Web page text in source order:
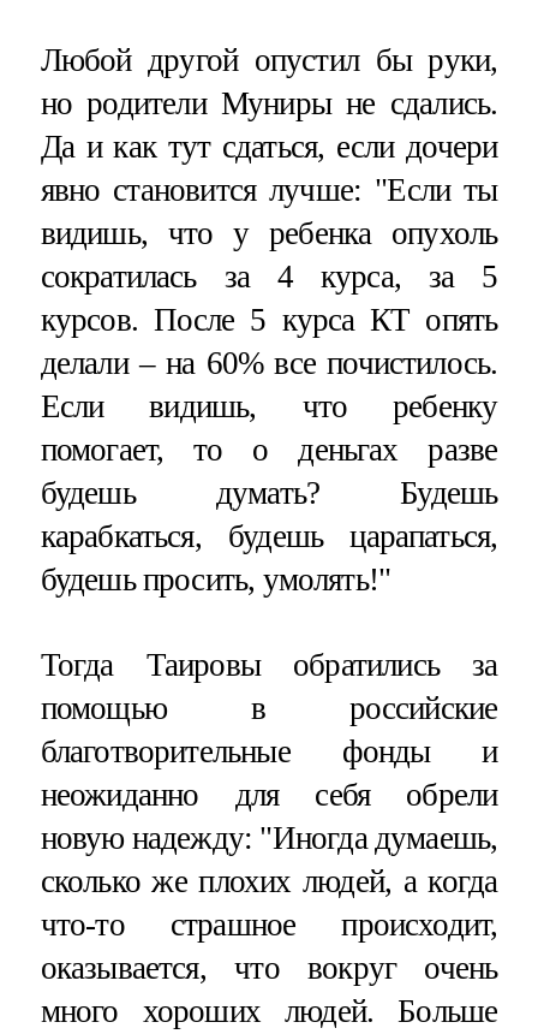
Любой другой опустил бы руки,
но родители Муниры не сдались.
Да и как тут сдаться, если дочери
явно становится лучше: "Если ты
видишь, что у ребенка опухоль
сократилась за 4 курса, за 5
курсов. После 5 курса КТ опять
делали – на 60% все почистилось.
Если видишь, что ребенку
помогает, то о деньгах разве
будешь думать? Будешь
карабкаться, будешь царапаться,
будешь просить, умолять!"
Тогда Таировы обратились за
помощью в российские
благотворительные фонды и
неожиданно для себя обрели
новую надежду: "Иногда думаешь,
сколько же плохих людей, а когда
что-то страшное происходит,
оказывается, что вокруг очень
много хороших людей. Больше